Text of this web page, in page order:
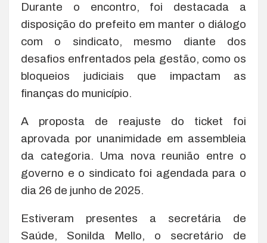
Durante o encontro, foi destacada a
disposição do prefeito em manter o diálogo
com o sindicato, mesmo diante dos
desafios enfrentados pela gestão, como os
bloqueios judiciais que impactam as
finanças do município.
A proposta de reajuste do ticket foi
aprovada por unanimidade em assembleia
da categoria. Uma nova reunião entre o
governo e o sindicato foi agendada para o
dia 26 de junho de 2025.
Estiveram presentes a secretária de
Saúde, Sonilda Mello, o secretário de